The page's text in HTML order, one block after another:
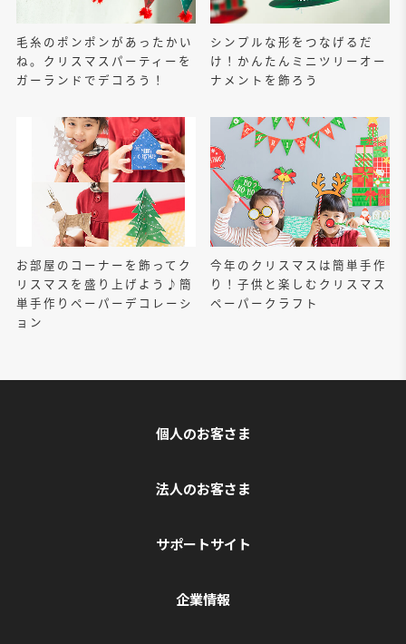
毛糸のポンポンがあったかい
ね。クリスマスパーティーを
ガーランドでデコろう！
シンプルな形をつなげるだ
け！かんたんミニツリーオー
ナメントを飾ろう
お部屋のコーナーを飾ってク
リスマスを盛り上げよう♪簡
単手作りペーパーデコレーシ
ョン
今年のクリスマスは簡単手作
り！子供と楽しむクリスマス
ペーパークラフト
個人のお客さま
法人のお客さま
サポートサイト
企業情報